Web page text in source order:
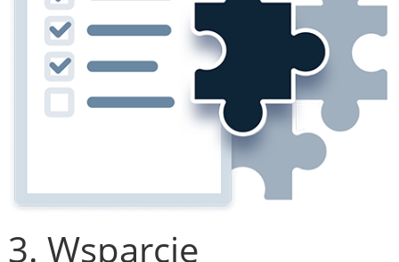
3. Wsparcie